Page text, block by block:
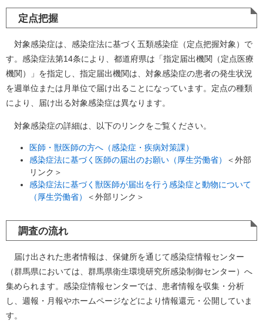
定点把握
対象感染症は、感染症法に基づく五類感染症（定点把握対象）で
す。感染症法第14条により、都道府県は「指定届出機関（定点医療
機関）」を指定し、指定届出機関は、対象感染症の患者の発生状況
を週単位または月単位で届け出ることになっています。定点の種類
により、届け出る対象感染症は異なります。
対象感染症の詳細は、以下のリンクをご覧ください。
医師・獣医師の方へ（感染症・疾病対策課）
感染症法に基づく医師の届出のお願い（厚生労働省）
＜外部
リンク＞
感染症法に基づく獣医師が届出を行う感染症と動物について
（厚生労働省）
＜外部リンク＞
調査の流れ
届け出された患者情報は、保健所を通じて感染症情報センター
（群馬県においては、群馬県衛生環境研究所感染制御センター）へ
集められます。感染症情報センターでは、患者情報を収集・分析
し、週報・月報やホームページなどにより情報還元・公開していま
す。